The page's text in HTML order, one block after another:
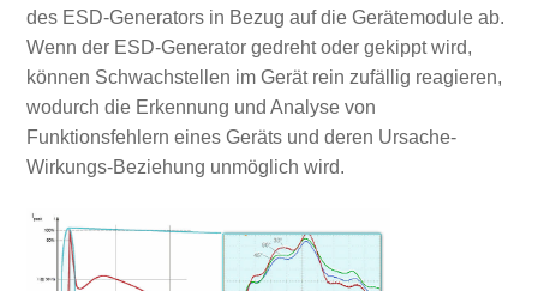
des ESD-Generators in Bezug auf die Gerätemodule ab.
Wenn der ESD-Generator gedreht oder gekippt wird,
können Schwachstellen im Gerät rein zufällig reagieren,
wodurch die Erkennung und Analyse von
Funktionsfehlern eines Geräts und deren Ursache-
Wirkungs-Beziehung unmöglich wird.